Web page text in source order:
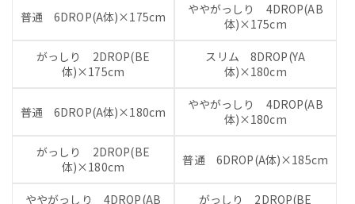
普通 6DROP(A体)×175cm
ややがっしり 4DROP(AB
体)×175cm
がっしり 2DROP(BE
体)×175cm
スリム 8DROP(YA
体)×180cm
普通 6DROP(A体)×180cm
ややがっしり 4DROP(AB
体)×180cm
がっしり 2DROP(BE
体)×180cm
普通 6DROP(A体)×185cm
ややがっしり 4DROP(AB
がっしり 2DROP(BE